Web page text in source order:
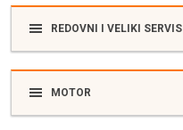
REDOVNI I VELIKI SERVIS
MOTOR